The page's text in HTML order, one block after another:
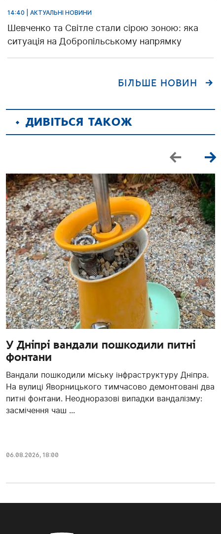
14:40 | АКТУАЛЬНІ НОВИНИ
Шевченко та Світле стали сірою зоною: яка
ситуація на Добропільському напрямку
БІЛЬШЕ НОВИН
ДИВІТЬСЯ ТАКОЖ
У Дніпрі вандали пошкодили питні
фонтани
Вандали пошкодили міську інфраструктуру Дніпра.
На вулиці Яворницького тимчасово демонтовані два
питні фонтани. Неодноразові випадки вандалізму:
засмічення чаш ...
06.08.2026, 18:00